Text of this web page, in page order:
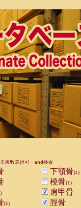
※複数選択可・and検索
下顎骨(1)
橈骨(1)
肩甲骨
(1)
脛骨